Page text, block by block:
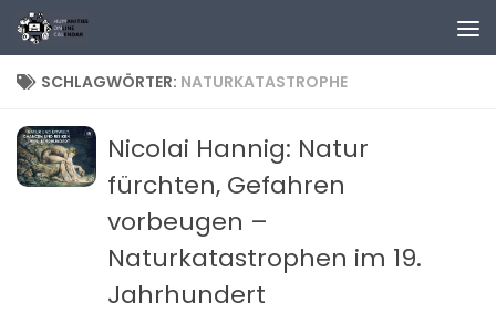
Zum Inhalt springen
SCHLAGWÖRTER: NATURKATASTROPHE
Nicolai Hannig: Natur
fürchten, Gefahren
vorbeugen –
Naturkatastrophen im 19.
Jahrhundert